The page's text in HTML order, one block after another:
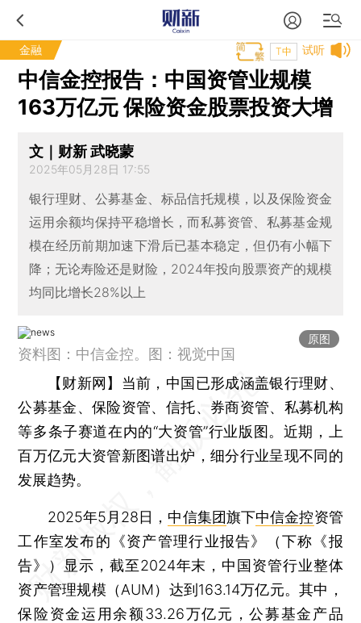
金融 试听
T中
中信金控报告：中国资管业规模
163万亿元 保险资金股票投资大增
文｜财新 武晓蒙
2025年05月28日 17:55
银行理财、公募基金、标品信托规模，以及保险资金
运用余额均保持平稳增长，而私募资管、私募基金规
模在经历前期加速下滑后已基本稳定，但仍有小幅下
降；无论寿险还是财险，2024年投向股票资产的规模
均同比增长28%以上
原图
资料图：中信金控。图：视觉中国
【财新网】 当前，中国已形成涵盖银行理财、
公募基金、保险资管、信托、券商资管、私募机构
等多条子赛道在内的“大资管”行业版图。近期，上
百万亿元大资管新图谱出炉，细分行业呈现不同的
发展趋势。
2025年5月28日， 中信集团旗下中信金控资管
工作室发布的《资产管理行业报告》（下称《报
告》）显示，截至2024年末，中国资管行业整体
资产管理规模（AUM）达到163.14万亿元。其中，
保险资金运用余额33.26万亿元，公募基金产品